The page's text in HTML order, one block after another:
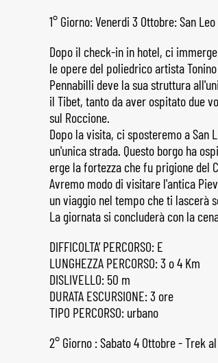
1° Giorno: Venerdi 3 Ottobre: San
Dopo il check-in in hotel, ci
le opere del poliedrico artista Tonino
Pennabilli deve la sua struttura
il Tibet, tanto da aver ospitato due
sul Roccione.
Dopo la visita, ci sposteremo a San
un'unica strada. Questo borgo ha
erge la fortezza che fu prigione del
Avremo modo di visitare l'antica
un viaggio nel tempo che ti lascerà
La giornata si concluderà con la
DIFFICOLTA’ PERCORSO: E
LUNGHEZZA PERCORSO: 3 o 4 Km
DISLIVELLO: 50 m
DURATA ESCURSIONE: 3 ore
TIPO PERCORSO: urbano
2° Giorno : Sabato 4 Ottobre - Trek